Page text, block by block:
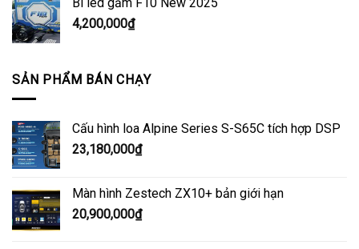
4,200,000₫
SẢN PHẨM BÁN CHẠY
Cấu hình loa Alpine Series S-S65C tích hợp DSP
23,180,000₫
Màn hình Zestech ZX10+ bản giới hạn
20,900,000₫